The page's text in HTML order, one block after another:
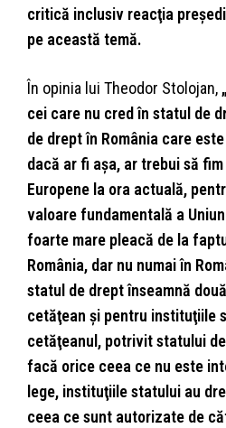
critică inclusiv reacţia
pe această temă.
În opinia lui Theodor Stolojan,
cei care nu cred în statul de
de drept în România care
dacă ar fi aşa, ar trebui să
Europene la ora actuală,
valoare fundamentală a
foarte mare pleacă de la
România, dar nu numai în
statul de drept înseamnă
cetăţean şi pentru instituţiile
cetăţeanul, potrivit statului
facă orice ceea ce nu este
lege, instituţiile statului au
ceea ce sunt autorizate de